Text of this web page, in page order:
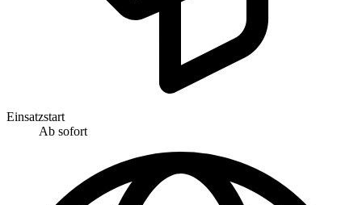
Einsatzstart
Ab sofort